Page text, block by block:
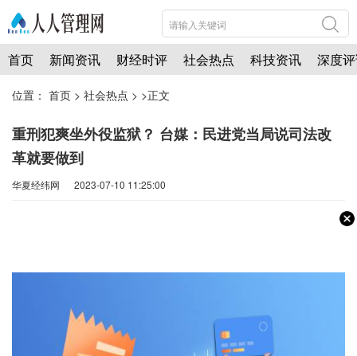
首页 新闻资讯 财经时评 社会热点 科技资讯 深度
位置： 首页 > 社会热点 > >正文
重刑犯爽坐外役监狱？ 台媒：民进党当局说司法改
革就要做到
华夏经纬网 2023-07-10 11:25:00